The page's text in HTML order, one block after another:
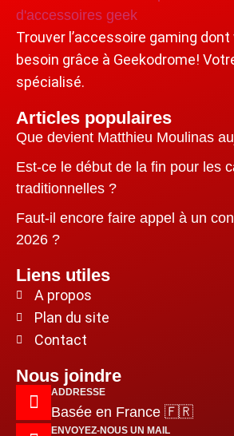
Trouver l’accessoire gaming dont
besoin grâce à Geekodrome!
spécialisé.
Articles populaires
Que devient Matthieu Moulinas
Est-ce le début de la fin pour les
traditionnelles ?
Faut-il encore faire appel à un
2026 ?
Liens utiles
A propos
Plan du site
Contact
Nous joindre
ADDRESSE
Basée en France 🇫🇷
ENVOYEZ-NOUS UN MAIL